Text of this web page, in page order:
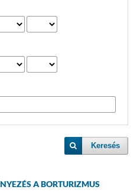
Keresés
A BORTURIZMUS